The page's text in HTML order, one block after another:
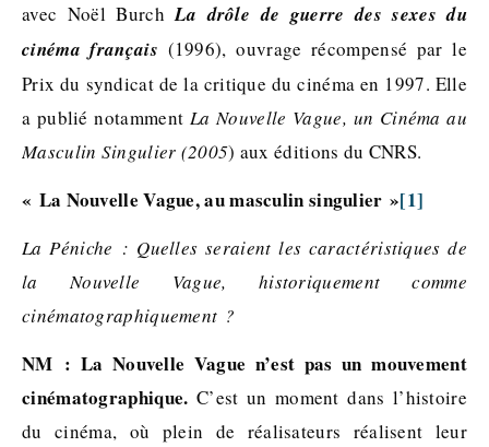
avec Noël BurchLa drôle de guerre des sexes du
cinéma français (1996), ouvrage récompensé par le
Prix du syndicat de la critique du cinéma en 1997. Elle
a publié notamment La Nouvelle Vague, un Cinéma au
Masculin Singulier (2005) aux éditions du CNRS.
« La Nouvelle Vague, au masculin singulier »[1]
La Péniche : Quelles seraient les caractéristiques de
la Nouvelle Vague, historiquement comme
cinématographiquement ?
NM : La Nouvelle Vague n’est pas un mouvement
cinématographique. C’est un moment dans l’histoire
du cinéma, où plein de réalisateurs réalisent leur